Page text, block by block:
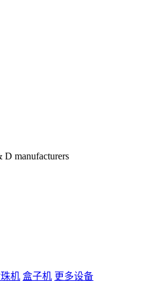
D manufacturers
机 盒子机 更多设备